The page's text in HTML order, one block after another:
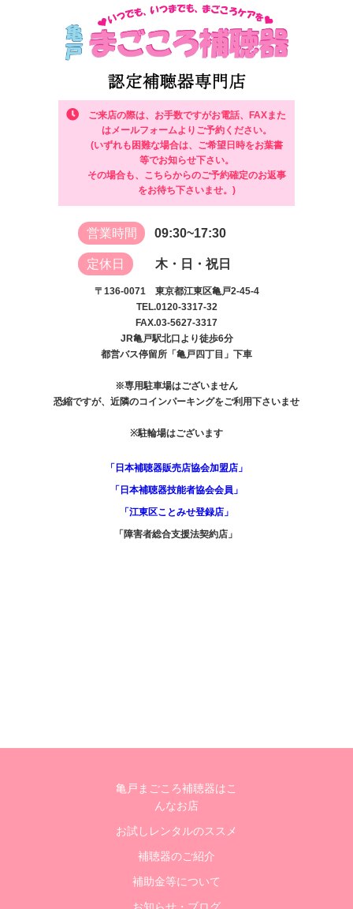
ご来店の際は、お手数ですがお電話、FAXまた
はメールフォームよりご予約ください。
(いずれも困難な場合は、ご希望日時をお葉書
等でお知らせ下さい。
その場合も、こちらからのご予約確定のお返事
をお待ち下さいませ。)
営業時間 09:30~17:30
定休日 木・日・祝日
〒136-0071 東京都江東区亀戸2-45-4
TEL.0120-3317-32
FAX.03-5627-3317
JR亀戸駅北口より徒歩6分
都営バス停留所「亀戸四丁目」下車
※専用駐車場はございません
恐縮ですが、近隣のコインパーキングをご利用下さいませ
※駐輪場はございます
「日本補聴器販売店協会加盟店」
「日本補聴器技能者協会会員」
「江東区ことみせ登録店」
「障害者総合支援法契約店」
亀戸まごころ補聴器はこ
んなお店
お試しレンタルのススメ
補聴器のご紹介
補助金等について